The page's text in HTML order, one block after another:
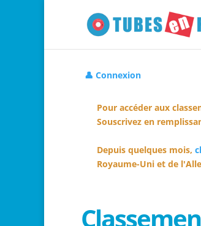
👤 Connexion
Pour accéder aux
Souscrivez en
Depuis quelques mois,
Royaume-Uni et de